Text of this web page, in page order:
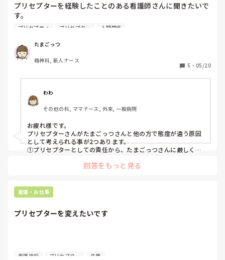
プリセプターを経験したことのある看護師さんに聞きたいで
す。
私は新卒なのでプリセプターの方に色々と教えてもらってい
り、褒めてくださったり、アドバイスなんかをしてくださっ
たりと親身に接してくださっていました。しかし、最近は少
し冷たいような接し方です。他の看護師の方には笑顔やユー
多忙だったりプリセプティに対して指導の一環としてそうい
う接し方なのかなと思うようにしてますが、プリセプター経
験者から見てこれは私に何か思うことがあるのでしょうか？
それともその方の性格なのでしょうか？
また、プリセプターはプリセプティのどのようなところをよ
く見ているのでしょうか？質問ばかりですみません。参考に
聞きたいです
プリセプティ プリセプター 人間関係
たまごっつ
精神科, 新人ナース
5 ・ 05/20
わわ
その他の科, ママナース, 外来, 一般病院
お疲れ様です。
プリセプターさんがたまごっつさんと他の方で態度が違う原因
として考えられる事が2つあります。
①プリセプターとしての責任から、たまごっつさんに厳しくし
②たまごっつさんの言動や態度面が合わない
遇、性格、他のスタッフからの評判を見ています。どのように
指導したらのびるかは新人さんそれぞれです。
がないかもしれません。もしかしたら思うように指導ができず
んが大人の対応をできていないかもです。所詮他人なので合わ
回答をもっと見る
看護・お仕事
プリセプターを変えたいです
質問失礼します。
看護技術 プリセプター 先輩